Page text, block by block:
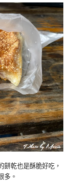
乾也是酥脆好吃，
多。